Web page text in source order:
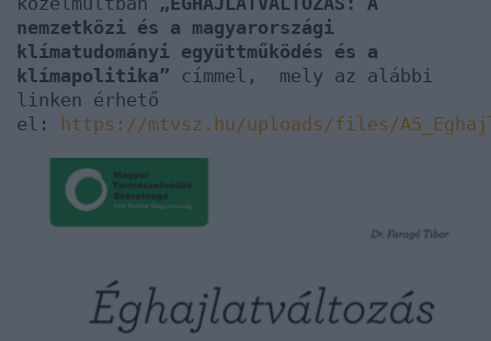
nemzetközi és a magyarországi
klímatudományi együttműködés és a
klímapolitika” címmel, mely az alábbi
linken érhető
el:
https://mtvsz.hu/uploads/files/